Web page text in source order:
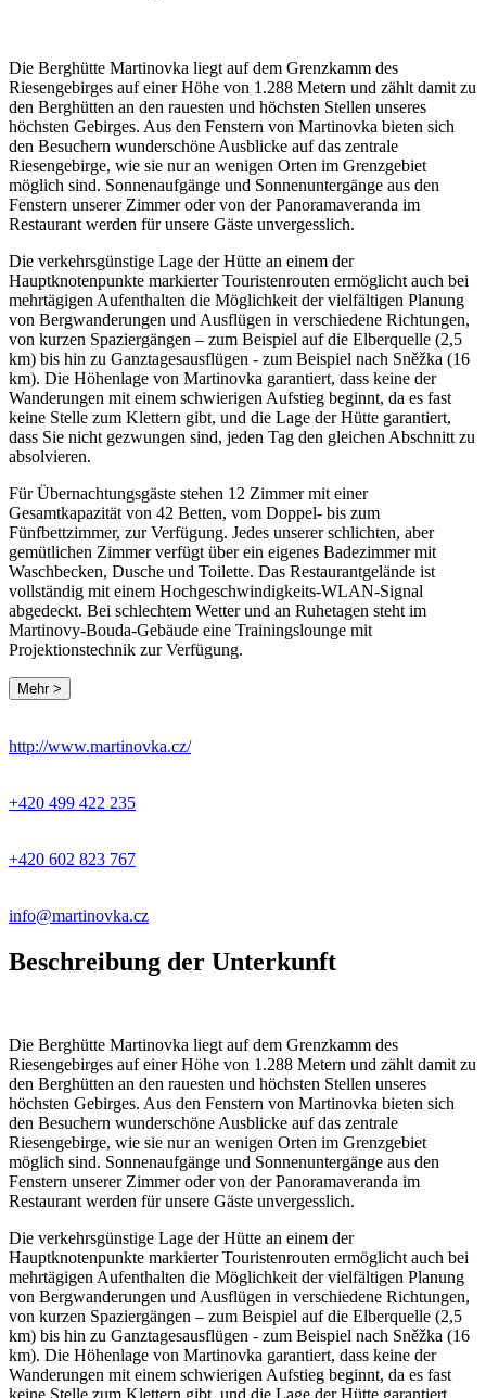
Die Berghütte Martinovka liegt auf dem Grenzkamm des
Riesengebirges auf einer Höhe von 1.288 Metern und zählt damit zu
den Berghütten an den rauesten und höchsten Stellen unseres
höchsten Gebirges. Aus den Fenstern von Martinovka bieten sich
den Besuchern wunderschöne Ausblicke auf das zentrale
Riesengebirge, wie sie nur an wenigen Orten im Grenzgebiet
möglich sind. Sonnenaufgänge und Sonnenuntergänge aus den
Fenstern unserer Zimmer oder von der Panoramaveranda im
Restaurant werden für unsere Gäste unvergesslich.
Die verkehrsgünstige Lage der Hütte an einem der
Hauptknotenpunkte markierter Touristenrouten ermöglicht auch bei
mehrtägigen Aufenthalten die Möglichkeit der vielfältigen Planung
von Bergwanderungen und Ausflügen in verschiedene Richtungen,
von kurzen Spaziergängen – zum Beispiel auf die Elberquelle (2,5
km) bis hin zu Ganztagesausflügen - zum Beispiel nach Sněžka (16
km). Die Höhenlage von Martinovka garantiert, dass keine der
Wanderungen mit einem schwierigen Aufstieg beginnt, da es fast
keine Stelle zum Klettern gibt, und die Lage der Hütte garantiert,
dass Sie nicht gezwungen sind, jeden Tag den gleichen Abschnitt zu
absolvieren.
Für Übernachtungsgäste stehen 12 Zimmer mit einer
Gesamtkapazität von 42 Betten, vom Doppel- bis zum
Fünfbettzimmer, zur Verfügung. Jedes unserer schlichten, aber
gemütlichen Zimmer verfügt über ein eigenes Badezimmer mit
Waschbecken, Dusche und Toilette. Das Restaurantgelände ist
vollständig mit einem Hochgeschwindigkeits-WLAN-Signal
abgedeckt. Bei schlechtem Wetter und an Ruhetagen steht im
Martinovy-Bouda-Gebäude eine Trainingslounge mit
Projektionstechnik zur Verfügung.
Mehr >
http://www.martinovka.cz/
+420 499 422 235
+420 602 823 767
info@martinovka.cz
Beschreibung der Unterkunft
Die Berghütte Martinovka liegt auf dem Grenzkamm des
Riesengebirges auf einer Höhe von 1.288 Metern und zählt damit zu
den Berghütten an den rauesten und höchsten Stellen unseres
höchsten Gebirges. Aus den Fenstern von Martinovka bieten sich
den Besuchern wunderschöne Ausblicke auf das zentrale
Riesengebirge, wie sie nur an wenigen Orten im Grenzgebiet
möglich sind. Sonnenaufgänge und Sonnenuntergänge aus den
Fenstern unserer Zimmer oder von der Panoramaveranda im
Restaurant werden für unsere Gäste unvergesslich.
Die verkehrsgünstige Lage der Hütte an einem der
Hauptknotenpunkte markierter Touristenrouten ermöglicht auch bei
mehrtägigen Aufenthalten die Möglichkeit der vielfältigen Planung
von Bergwanderungen und Ausflügen in verschiedene Richtungen,
von kurzen Spaziergängen – zum Beispiel auf die Elberquelle (2,5
km) bis hin zu Ganztagesausflügen - zum Beispiel nach Sněžka (16
km). Die Höhenlage von Martinovka garantiert, dass keine der
Wanderungen mit einem schwierigen Aufstieg beginnt, da es fast
keine Stelle zum Klettern gibt, und die Lage der Hütte garantiert,